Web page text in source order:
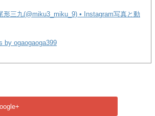
形三九(@miku3_miku_9) • Instagram写真と動
by ogaogaoga399